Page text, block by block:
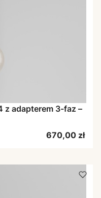
z adapterem 3-faz –
Cena
670,00 zł